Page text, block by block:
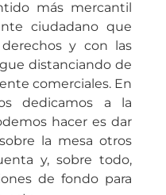
más mercantil
ciudadano que
y con las
distanciando de
comerciales. En
dedicamos a la
hacer es dar
la mesa otros
y, sobre todo,
de fondo para